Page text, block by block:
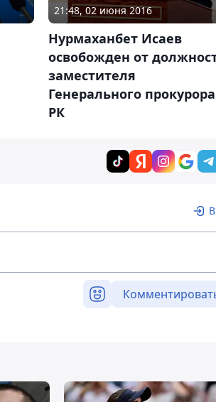
21:48, 02 июня 2016
Нурмаханбет Исаев
освобожден от
заместителя
Генерального прокурора
РК